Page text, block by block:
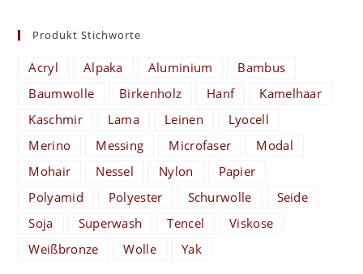
Produkt Stichworte
Acryl Alpaka Aluminium
Bambus
Baumwolle
Birkenholz Hanf
Kamelhaar
Kaschmir
Lama Leinen
Lyocell
Merino
Messing Microfaser
Modal
Mohair
Nessel Nylon
Papier
Polyamid
Polyester Schurwolle
Seide
Soja
Superwash Tencel
Viskose
Weißbronze
Wolle Yak